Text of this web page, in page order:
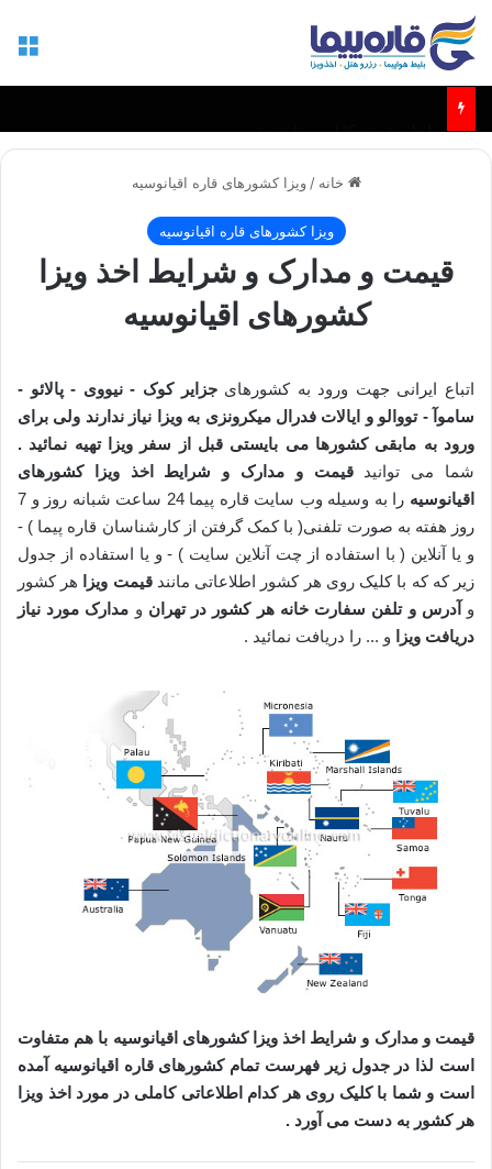
خانه / ویزا کشورهای قاره اقیانوسیه
ویزا کشورهای قاره اقیانوسیه
قیمت و مدارک و شرایط اخذ ویزا
کشورهای اقیانوسیه
اتباع ایرانی جهت ورود به کشورهای جزایر کوک - نیووی - پالائو -
ساموآ - تووالو و ایالات فدرال میکرونزی به ویزا نیاز ندارند ولی برای
ورود به مابقی کشورها می بایستی قبل از سفر ویزا تهیه نمائید .
شما می توانیدقیمت و مدارک و شرایط اخذ ویزا کشورهای
اقیانوسیه
را به وسیله وب سایت قاره پیما 24 ساعت شبانه روز و 7
روز هفته به صورت تلفنی( با کمک گرفتن از کارشناسان قاره پیما ) -
و یا آنلاین ( با استفاده از چت آنلاین سایت ) - و یا استفاده از جدول
زیر که که با کلیک روی هر کشور اطلاعاتی مانندقیمت ویزا
هر کشور
و آدرس و تلفن سفارت خانه هر کشور در تهران و مدارک مورد نیاز
دریافت ویزا
و ... را دریافت نمائید .
قیمت و مدارک و شرایط اخذ ویزا کشورهای اقیانوسیه با هم متفاوت
است لذا در جدول زیر فهرست تمام کشورهای قاره اقیانوسیه آمده
است و شما با کلیک روی هر کدام اطلاعاتی کاملی در مورد اخذ ویزا
هر کشور به دست می آورد .